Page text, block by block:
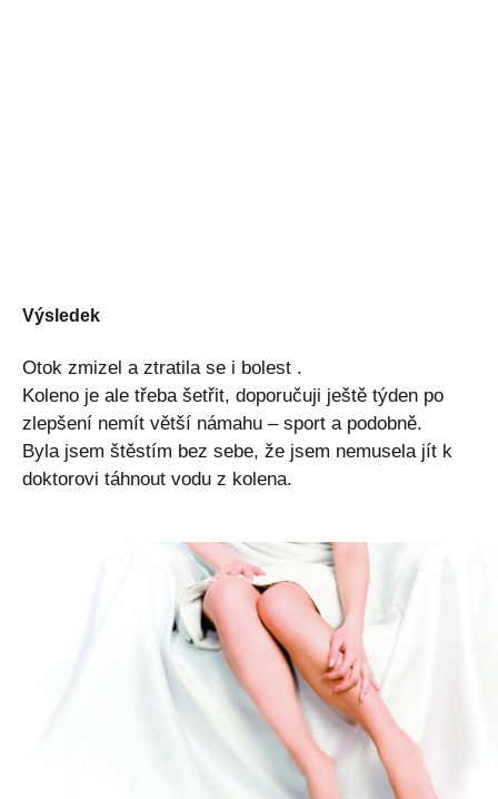
Výsledek
Otok zmizel a ztratila se i bolest .
Koleno je ale třeba šetřit, doporučuji ještě týden po
zlepšení nemít větší námahu – sport a podobně.
Byla jsem štěstím bez sebe, že jsem nemusela jít k
doktorovi táhnout vodu z kolena.